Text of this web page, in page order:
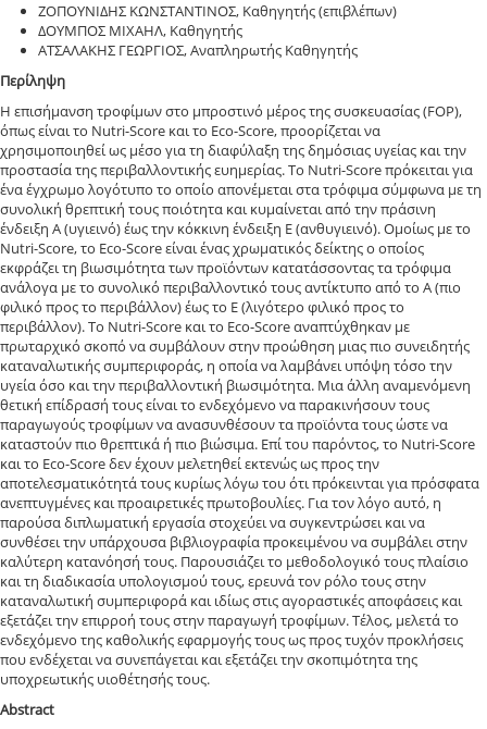
ΖΟΠΟΥΝΙΔΗΣ ΚΩΝΣΤΑΝΤΙΝΟΣ, Καθηγητής (επιβλέπων)
ΔΟΥΜΠΟΣ ΜΙΧΑΗΛ, Καθηγητής
ΑΤΣΑΛΑΚΗΣ ΓΕΩΡΓΙΟΣ, Αναπληρωτής Καθηγητής
Περίληψη
Η επισήμανση τροφίμων στο μπροστινό μέρος της συσκευασίας (FOP),
όπως είναι το Nutri-Score και το Eco-Score, προορίζεται να
χρησιμοποιηθεί ως μέσο για τη διαφύλαξη της δημόσιας υγείας και την
προστασία της περιβαλλοντικής ευημερίας. Το Nutri-Score πρόκειται για
ένα έγχρωμο λογότυπο το οποίο απονέμεται στα τρόφιμα σύμφωνα με τη
συνολική θρεπτική τους ποιότητα και κυμαίνεται από την πράσινη
ένδειξη Α (υγιεινό) έως την κόκκινη ένδειξη Ε (ανθυγιεινό). Ομοίως με το
Nutri-Score, το Eco-Score είναι ένας χρωματικός δείκτης ο οποίος
εκφράζει τη βιωσιμότητα των προϊόντων κατατάσσοντας τα τρόφιμα
ανάλογα με το συνολικό περιβαλλοντικό τους αντίκτυπο από το Α (πιο
φιλικό προς το περιβάλλον) έως το Ε (λιγότερο φιλικό προς το
περιβάλλον). Το Nutri-Score και το Eco-Score αναπτύχθηκαν με
πρωταρχικό σκοπό να συμβάλουν στην προώθηση μιας πιο συνειδητής
καταναλωτικής συμπεριφοράς, η οποία να λαμβάνει υπόψη τόσο την
υγεία όσο και την περιβαλλοντική βιωσιμότητα. Μια άλλη αναμενόμενη
θετική επίδρασή τους είναι το ενδεχόμενο να παρακινήσουν τους
παραγωγούς τροφίμων να ανασυνθέσουν τα προϊόντα τους ώστε να
καταστούν πιο θρεπτικά ή πιο βιώσιμα. Επί του παρόντος, το Nutri-Score
και το Eco-Score δεν έχουν μελετηθεί εκτενώς ως προς την
αποτελεσματικότητά τους κυρίως λόγω του ότι πρόκεινται για πρόσφατα
ανεπτυγμένες και προαιρετικές πρωτοβουλίες. Για τον λόγο αυτό, η
παρούσα διπλωματική εργασία στοχεύει να συγκεντρώσει και να
συνθέσει την υπάρχουσα βιβλιογραφία προκειμένου να συμβάλει στην
καλύτερη κατανόησή τους. Παρουσιάζει το μεθοδολογικό τους πλαίσιο
και τη διαδικασία υπολογισμού τους, ερευνά τον ρόλο τους στην
καταναλωτική συμπεριφορά και ιδίως στις αγοραστικές αποφάσεις και
εξετάζει την επιρροή τους στην παραγωγή τροφίμων. Τέλος, μελετά το
ενδεχόμενο της καθολικής εφαρμογής τους ως προς τυχόν προκλήσεις
που ενδέχεται να συνεπάγεται και εξετάζει την σκοπιμότητα της
υποχρεωτικής υιοθέτησής τους.
Abstract